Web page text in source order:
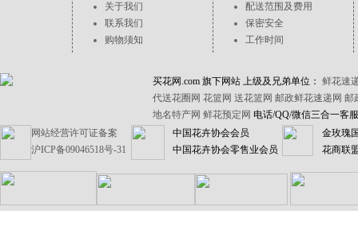
关于我们
联系我们
购物须知
配送范围及费用
保密安全
工作时间
买花网.com 旗下网站 上级及兄弟单位： 鲜花速
代送花圈网 花篮网 送花篮网 邮政鲜花速递网 邮
地名特产网 鲜花预定网 电话/QQ/微信三合一客
网站经营许可证备案
沪ICP备09046518号-31
中国花卉协会会员
中国花卉协会零售业会员
金玫瑰
花商联